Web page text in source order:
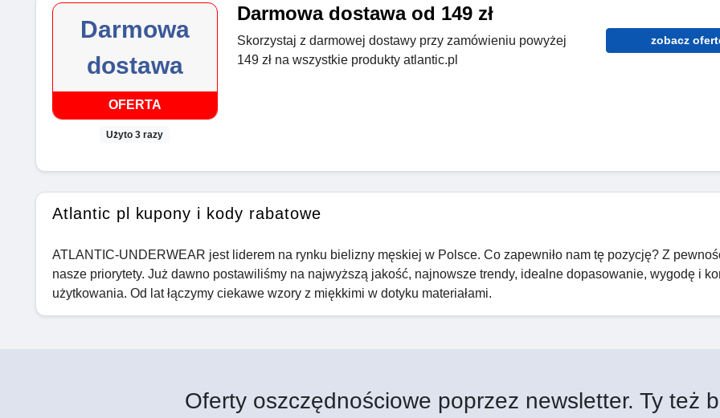
Darmowa
dostawa
OFERTA
Użyto 3 razy
Darmowa dostawa od 149 zł
Skorzystaj z darmowej dostawy przy zamówieniu powyżej
149 zł na wszystkie produkty atlantic.pl
zobacz
Atlantic pl kupony i kody rabatowe
ATLANTIC-UNDERWEAR jest liderem na rynku bielizny męskiej w Polsce. Co zapewniło nam tę pozycję? Z
nasze priorytety. Już dawno postawiliśmy na najwyższą jakość, najnowsze trendy, idealne dopasowanie, wygodę i
użytkowania. Od lat łączymy ciekawe wzory z miękkimi w dotyku materiałami.
Oferty oszczędnościowe poprzez newsletter. Ty też